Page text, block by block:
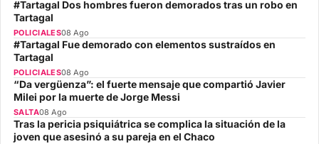
#Tartagal Dos hombres fueron demorados tras un robo en
Tartagal
POLICIALES08 Ago
#Tartagal Fue demorado con elementos sustraídos en
Tartagal
POLICIALES08 Ago
“Da vergüenza”: el fuerte mensaje que compartió Javier
Milei por la muerte de Jorge Messi
SALTA08 Ago
Tras la pericia psiquiátrica se complica la situación de la
joven que asesinó a su pareja en el Chaco